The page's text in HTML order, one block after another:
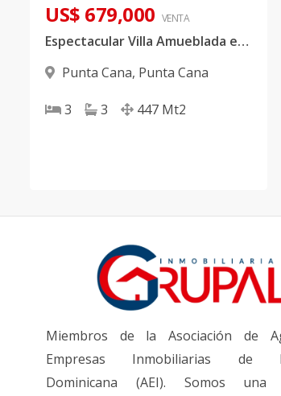
US$ 679,000 VENTA
Espectacular Villa Amueblada en Cocotal Palma Real Village.
Punta Cana, Punta Cana
3 3 447 Mt2
Miembros de la Asociación de
Empresas Inmobiliarias de
Dominicana (AEI). Somos una